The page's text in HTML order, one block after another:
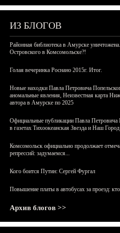
ИЗ БЛОГОВ
Районная библиотека в Амурске
Островского в Комсомольске?!
Голая вечеринка Роснано 2015г. Итог.
Новые находки Павла Петровича
аномальные явления, Неизвестная карта
автора в Амурске по 2025
Официальные публикации Павла Петровича
в газетах Тихоокеанская Звезда и Наш
Комсомольск официально продолжает
репрессий: задумаемся...
Кого боится Путин: Сергей Фургал
Повышение платы в автобусах за проезд: кто
Архив блогов >>